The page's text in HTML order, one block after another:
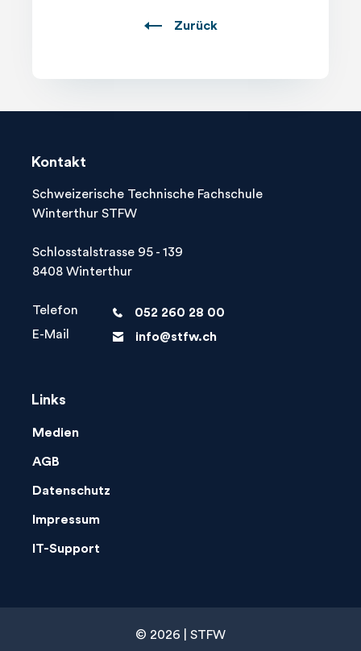
Zurück
Kontakt
Schweizerische Technische Fachschule
Winterthur STFW
Schlosstalstrasse 95 - 139
8408 Winterthur
Telefon phone
052 260 28 00
E-Mail
letter info@stfw.ch
Links
Medien
AGB
Datenschutz
Impressum
IT-Support
© 2026 | STFW